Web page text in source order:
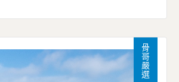
骨哥嚴選